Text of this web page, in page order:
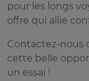
pour les longs
offre qui allie
Contactez-nous
cette belle
un essai !